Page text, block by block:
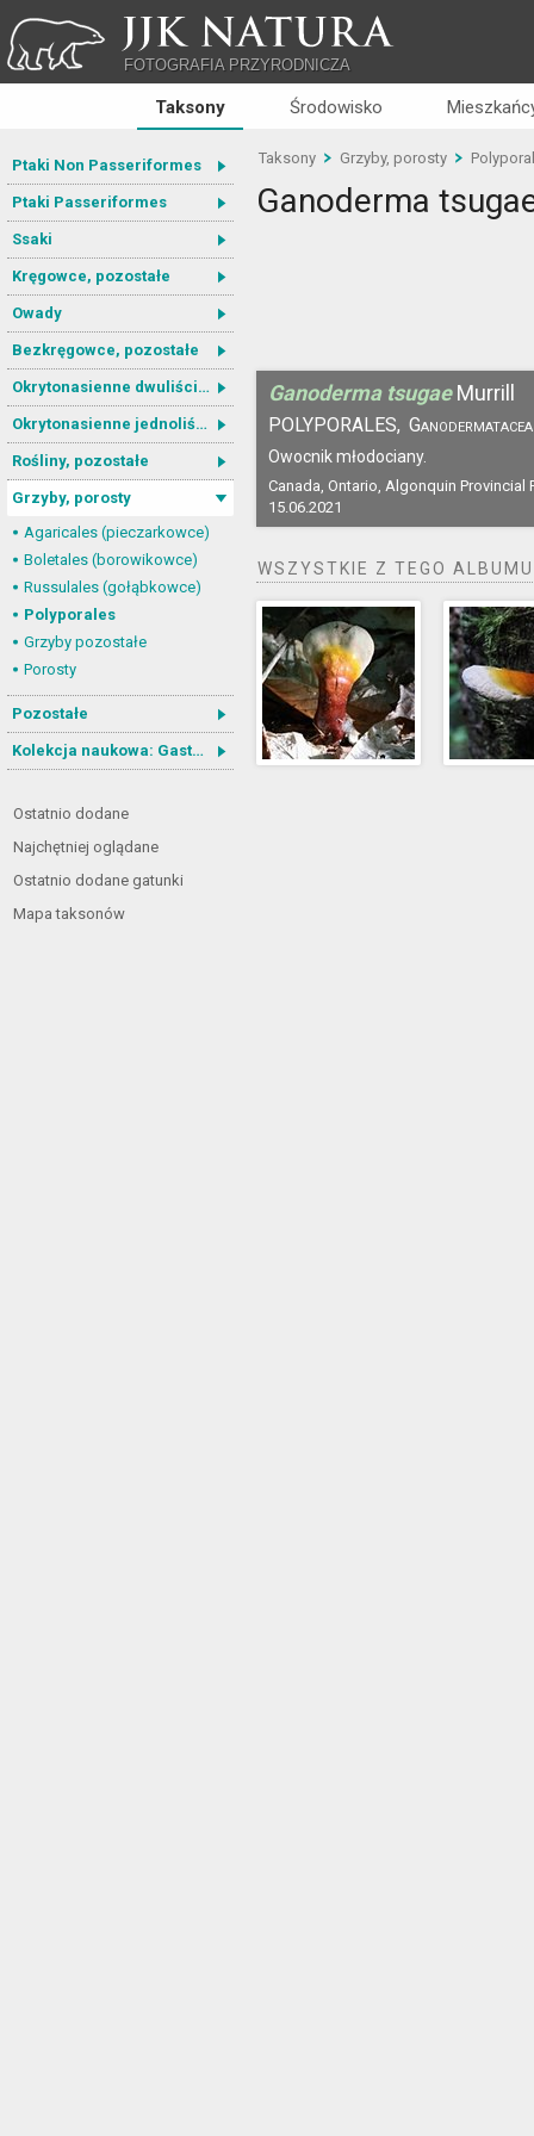
JJK NATURA
FOTOGRAFIA PRZYRODNICZA
Taksony Środowisko
Ptaki Non Passeriformes
Ptaki Passeriformes
Ssaki
Kręgowce, pozostałe
Owady
Bezkręgowce, pozostałe
Okrytonasienne dwuliścienne
Okrytonasienne jednoliścienne
Rośliny, pozostałe
Grzyby, porosty
Agaricales (pieczarkowce)
Boletales (borowikowce)
Russulales (gołąbkowce)
Polyporales
Grzyby pozostałe
Porosty
Pozostałe
Kolekcja naukowa: Gastrotricha
Ostatnio dodane
Najchętniej oglądane
Ostatnio dodane gatunki
Mapa taksonów
Taksony Grzyby, porosty
Ganoderma
Ganoderma tsugae Murrill
POLYPORALES,
Owocnik młodociany.
Canada, Ontario, Algonquin Provincial
15.06.2021
WSZYSTKIE Z TEGO ALBUMU